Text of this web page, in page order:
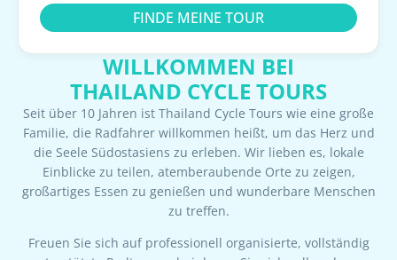
FINDE MEINE TOUR
WILLKOMMEN BEI
THAILAND CYCLE TOURS
Seit über 10 Jahren ist Thailand Cycle Tours wie eine große
Familie, die Radfahrer willkommen heißt, um das Herz und
die Seele Südostasiens zu erleben. Wir lieben es, lokale
Einblicke zu teilen, atemberaubende Orte zu zeigen,
großartiges Essen zu genießen und wunderbare Menschen
zu treffen.
Freuen Sie sich auf professionell organisierte, vollständig